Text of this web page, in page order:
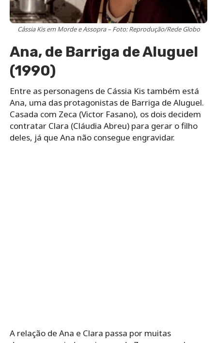
Cássia Kis em Morde e Assopra – Foto: Reprodução/Rede Globo
Ana, de Barriga de Aluguel
(1990)
Entre as personagens de Cássia Kis também está
Ana, uma das protagonistas de Barriga de Aluguel.
Casada com Zeca (Victor Fasano), os dois decidem
contratar Clara (Cláudia Abreu) para gerar o filho
deles, já que Ana não consegue engravidar.
A relação de Ana e Clara passa por muitas